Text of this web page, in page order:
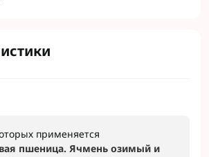
применяется
пшеница. Ячмень озимый и